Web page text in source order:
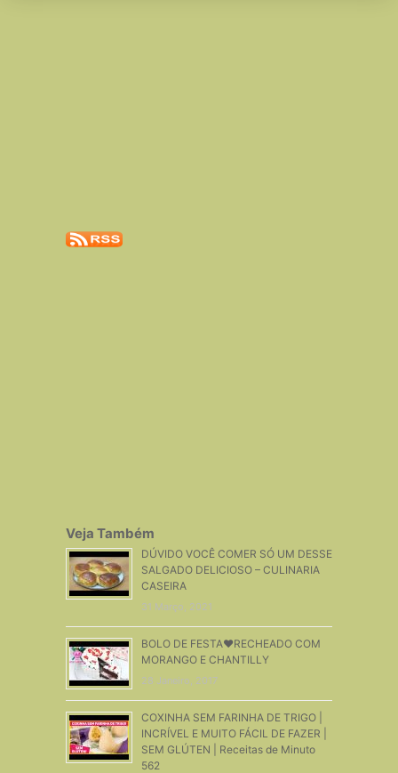
Veja Também
DÚVIDO VOCÊ COMER SÓ UM DESSE
SALGADO DELICIOSO – CULINARIA
CASEIRA
31 Março, 2021
BOLO DE FESTA❤RECHEADO COM
MORANGO E CHANTILLY
28 Janeiro, 2017
COXINHA SEM FARINHA DE TRIGO |
INCRÍVEL E MUITO FÁCIL DE FAZER |
SEM GLÚTEN | Receitas de Minuto
562